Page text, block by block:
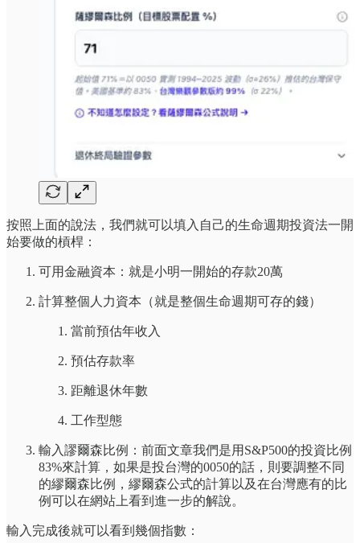
按照上面的說法，我們就可以填入自己的生命週期投資法一開
始要做的槓桿：
可用金融資本：就是小明一開始的存款20萬
計算整個人力資本（就是整個生命週期可存的錢）
當前預估年收入
預估存款率
距離退休年數
工作型態
輸入謬爾森比例：前面文章我們是用S&P500的投資比例
83%來計算，如果是投台灣的0050的話，則要調整不同
的繆爾森比例，繆爾森公式的計算以及在台灣應有的比
例可以在網站上看到進一步的解說。
輸入完成後就可以看到幾個指數：